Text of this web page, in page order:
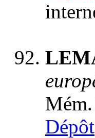
Dépôt